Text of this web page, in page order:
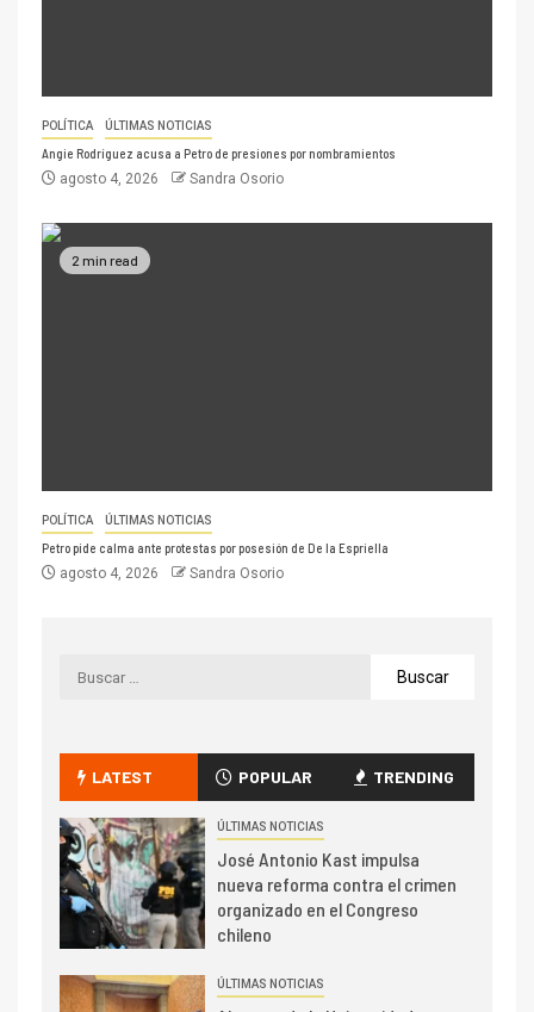
POLÍTICA ÚLTIMAS NOTICIAS
Angie Rodríguez acusa a Petro de presiones por nombramientos
agosto 4, 2026 Sandra Osorio
2 min read
POLÍTICA ÚLTIMAS NOTICIAS
Petro pide calma ante protestas por posesión de De la Espriella
agosto 4, 2026 Sandra Osorio
LATEST POPULAR TRENDING
ÚLTIMAS NOTICIAS
José Antonio Kast impulsa
nueva reforma contra el crimen
organizado en el Congreso
chileno
ÚLTIMAS NOTICIAS